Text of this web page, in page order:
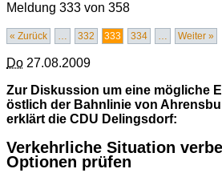
Meldung 333 von 358
« Zurück … 332 333 334 … Weiter »
Do 27.08.2009
Zur Diskussion um eine mögliche
östlich der Bahnlinie von
erklärt die CDU Delingsdorf:
Verkehrliche Situation
Optionen prüfen